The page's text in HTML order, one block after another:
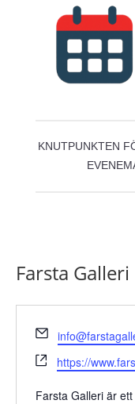
KNUTPUNKTEN
Farsta Galleri
Email
Website
https://
Farsta Galleri är